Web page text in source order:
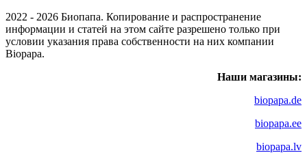
2022 - 2026 Биопапа. Копирование и распространение
информации и статей на этом сайте разрешено только при
условии указания права собственности на них компании
Biopapa.
Наши магазины:
biopapa.de
biopapa.ee
biopapa.lv